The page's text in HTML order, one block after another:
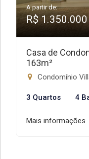
A partir de:
R$ 1.350.000
Casa de
163m²
Condomínio
3 Quartos 4
Mais informações